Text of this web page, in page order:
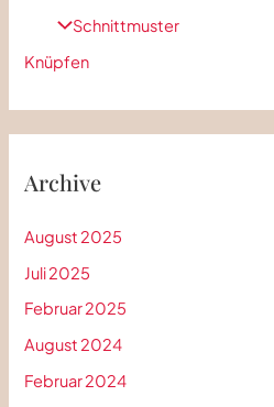
Schnittmuster
Knüpfen
Archive
August 2025
Juli 2025
Februar 2025
August 2024
Februar 2024